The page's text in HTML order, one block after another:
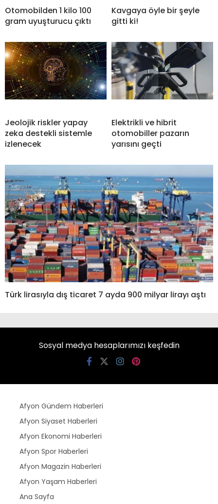
Otomobilden 1 kilo 100
gram uyuşturucu çıktı
Kavgaya öyle bir şeyle
gitti ki!
Jeolojik riskler yapay
zeka destekli sistemle
izlenecek
Elektrikli ve hibrit
otomobiller pazarın
yarısını geçti
Türk lirasıyla dış ticaret 7 ayda 900 milyar lirayı aştı
Sosyal medya hesaplarımızı keşfedin
Afyon Gündem Haberleri
Afyon Siyaset Haberleri
Afyon Ekonomi Haberleri
Afyon Spor Haberleri
Afyon Magazin Haberleri
Afyon Yaşam Haberleri
Ana Sayfa